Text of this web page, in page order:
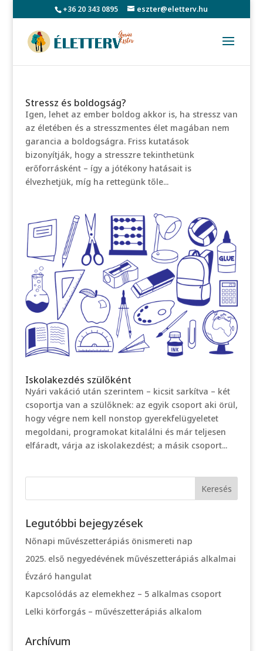
+36 20 343 0895 eszter@eletterv.hu
Stressz és boldogság?
Igen, lehet az ember boldog akkor is, ha stressz van
az életében és a stresszmentes élet magában nem
garancia a boldogságra. Friss kutatások
bizonyítják, hogy a stresszre tekinthetünk
erőforrásként – így a jótékony hatásait is
élvezhetjük, míg ha rettegünk tőle...
Iskolakezdés szülőként
Nyári vakáció után szerintem – kicsit sarkítva – két
csoportja van a szülőknek: az egyik csoport aki örül,
hogy végre nem kell nonstop gyerekfelügyeletet
megoldani, programokat kitalálni és már teljesen
elfáradt, várja az iskolakezdést; a másik csoport...
Legutóbbi bejegyzések
Nőnapi művészetterápiás önismereti nap
2025. első negyedévének művészetterápiás alkalmai
Évzáró hangulat
Kapcsolódás az elemekhez – 5 alkalmas csoport
Lelki körforgás – művészetterápiás alkalom
Archívum